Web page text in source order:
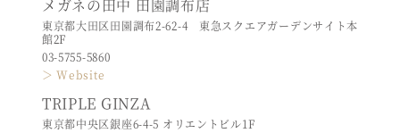
メガネの田中 田園調布店
東京都大田区田園調布2-62-4 東急スクエアガーデンサイト本
館2F
03-5755-5860
＞ Website
TRIPLE GINZA
東京都中央区銀座6-4-5 オリエントビル1F